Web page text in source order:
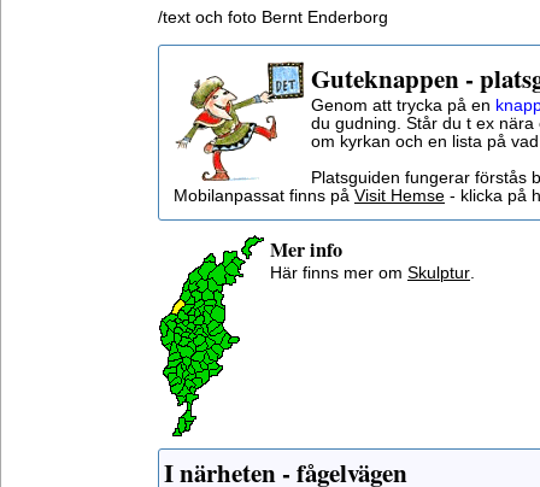
/text och foto Bernt Enderborg
Guteknappen -
Genom att trycka på en
du gudning. Står du t ex
om kyrkan och en lista på
Platsguiden fungerar förstås
Mobilanpassat finns på Visit Hemse - klicka på
Mer info
Här finns mer om Skulptur.
I närheten - fågelvägen